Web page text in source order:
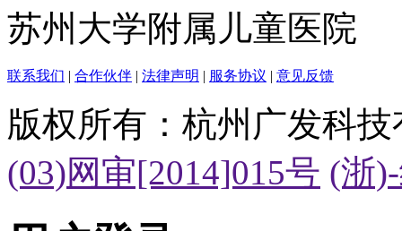
苏州大学附属儿童医院
联系我们 | 合作伙伴 | 法律声明 | 服务协议 | 意见反馈
版权所有：杭州广发科
(03)网审[2014]015号 (浙